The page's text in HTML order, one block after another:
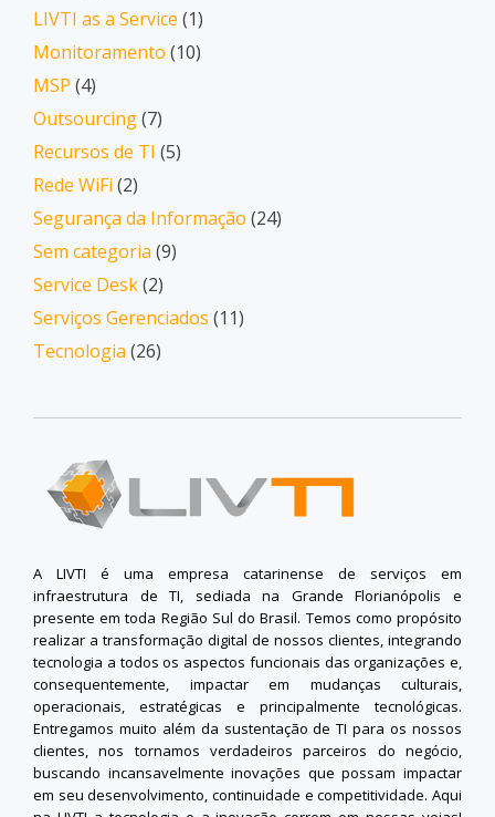
LIVTI as a Service (1)
Monitoramento (10)
MSP (4)
Outsourcing(7)
Recursos de TI (5)
Rede WiFi (2)
Segurança da Informação (24)
Sem categoria (9)
Service Desk(2)
Serviços Gerenciados (11)
Tecnologia (26)
A LIVTI é uma empresa catarinense de serviços em
infraestrutura de TI, sediada na Grande Florianópolis e
presente em toda Região Sul do Brasil. Temos como propósito
realizar a transformação digital de nossos clientes, integrando
tecnologia a todos os aspectos funcionais das organizações e,
consequentemente, impactar em mudanças culturais,
operacionais, estratégicas e principalmente tecnológicas.
Entregamos muito além da sustentação de TI para os nossos
clientes, nos tornamos verdadeiros parceiros do negócio,
buscando incansavelmente inovações que possam impactar
em seu desenvolvimento, continuidade e competitividade. Aqui